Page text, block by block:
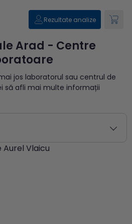
Rezultate analize
Arad - Centre
jos laboratorul sau centrul de
să afli mai multe informații